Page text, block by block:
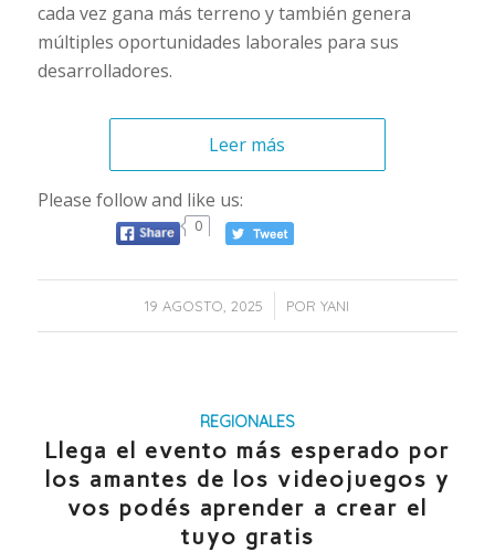
cada vez gana más terreno y también genera
múltiples oportunidades laborales para sus
desarrolladores.
Leer más
Please follow and like us:
0
19 AGOSTO, 2025
/ PORYANI
REGIONALES
Llega el evento más esperado por
los amantes de los videojuegos y
vos podés aprender a crear el
tuyo gratis